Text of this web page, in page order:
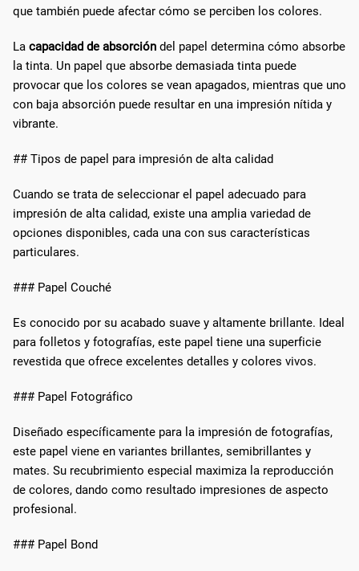
que también puede afectar cómo se perciben los colores.
La capacidad de absorción del papel determina cómo absorbe
la tinta. Un papel que absorbe demasiada tinta puede
provocar que los colores se vean apagados, mientras que uno
con baja absorción puede resultar en una impresión nítida y
vibrante.
## Tipos de papel para impresión de alta calidad
Cuando se trata de seleccionar el papel adecuado para
impresión de alta calidad, existe una amplia variedad de
opciones disponibles, cada una con sus características
particulares.
### Papel Couché
Es conocido por su acabado suave y altamente brillante. Ideal
para folletos y fotografías, este papel tiene una superficie
revestida que ofrece excelentes detalles y colores vivos.
### Papel Fotográfico
Diseñado específicamente para la impresión de fotografías,
este papel viene en variantes brillantes, semibrillantes y
mates. Su recubrimiento especial maximiza la reproducción
de colores, dando como resultado impresiones de aspecto
profesional.
### Papel Bond